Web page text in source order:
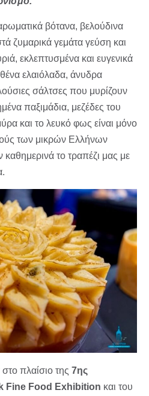
βότανα, βελούδινα
ζυμαρικά γεμάτα γεύση και
εκλεπτυσμένα και ευγενικά
ελαιόλαδα, άνυδρα
σάλτσες που μυρίζουν
παξιμάδια, μεζέδες του
και το λευκό φως είναι μόνο
των μικρών Ελλήνων
το τραπέζι μας με
πλαίσιο της 7ης
Fine Food Exhibition και του